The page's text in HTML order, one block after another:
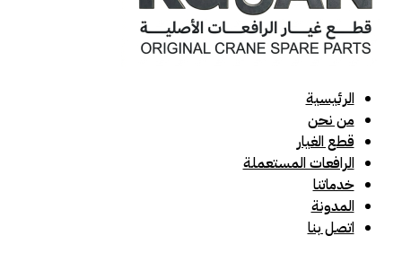
الرئيسية
من نحن
قطع الغيار
الرافعات المستعملة
خدماتنا
المدونة
اتصل بنا